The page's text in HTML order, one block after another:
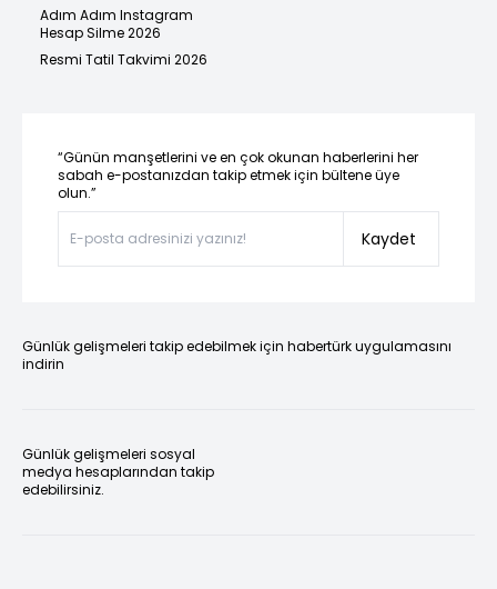
Adım Adım Instagram
Hesap Silme 2026
Resmi Tatil Takvimi 2026
“Günün manşetlerini ve en çok okunan haberlerini her
sabah e-postanızdan takip etmek için bültene üye
olun.”
Kaydet
Günlük gelişmeleri takip edebilmek için habertürk uygulamasını
indirin
Günlük gelişmeleri sosyal
medya hesaplarından takip
edebilirsiniz.